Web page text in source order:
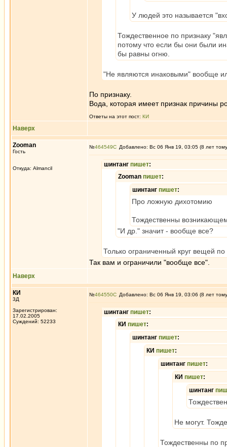
У людей это называется
Тождественное по признаку
потому что если бы они были
бы равны огню.
"Не являются инаковыми" вообще
По признаку.
Вода, которая имеет признак причины
Ответы на этот пост: КИ
Наверх
Zooman
Гость
Откуда: Almancil
№464549 Добавлено: Вс 06 Янв 19, 03:05 (8 лет
шинтанг пишет:
Zooman пишет:
шинтанг пишет:
Про ложную дихотомию
Тождественны
"И др." значит - вообще все?
Только ограниченный круг вещей по
Так вам и ограничили "вообще все".
Наверх
КИ
3Д
Зарегистрирован:
17.02.2005
Суждений: 52233
№464550 Добавлено: Вс 06 Янв 19, 03:06 (8 лет
шинтанг пишет:
КИ пишет:
шинтанг пишет:
КИ пишет:
шинтанг пишет:
КИ пишет:
шинтанг
Не могут.
Тождественны по